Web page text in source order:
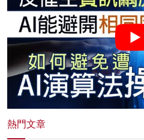
熱門文章